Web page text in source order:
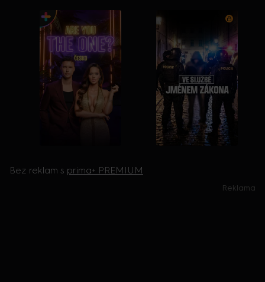
Bez reklam s prima+ PREMIUM
Reklama